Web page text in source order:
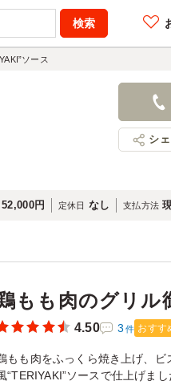
ース
店舗名：ビ
ソース
シ
円 定休日 なし 支払方法
もも肉のグリル
4.50 3 件 おすす
もも肉をふっくら焼き上げ、
“TERIYAKI”ソースで仕上げまし